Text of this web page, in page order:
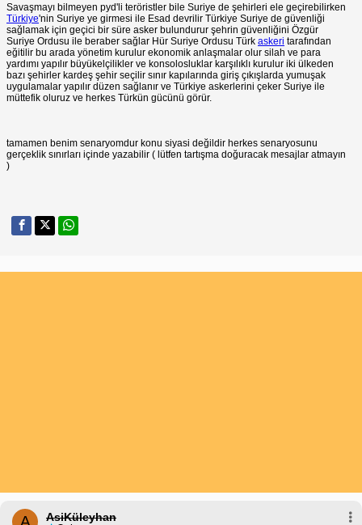
Savaşmayı bilmeyen pyd'li teröristler bile Suriye de şehirleri ele geçirebilirken
Türkiye'nin Suriye ye girmesi ile Esad devrilir Türkiye Suriye de güvenliği
sağlamak için geçici bir süre asker bulundurur şehrin güvenliğini Özgür
Suriye Ordusu ile beraber sağlar Hür Suriye Ordusu Türk askeri tarafından
eğitilir bu arada yönetim kurulur ekonomik anlaşmalar olur silah ve para
yardımı yapılır büyükelçilikler ve konsolosluklar karşılıklı kurulur iki ülkeden
bazı şehirler kardeş şehir seçilir sınır kapılarında giriş çıkışlarda yumuşak
uygulamalar yapılır düzen sağlanır ve Türkiye askerlerini çeker Suriye ile
müttefik oluruz ve herkes Türkün gücünü görür.
tamamen benim senaryomdur konu siyasi değildir herkes senaryosunu
gerçeklik sınırları içinde yazabilir ( lütfen tartışma doğuracak mesajlar atmayın
)
A AsiKüleyhan